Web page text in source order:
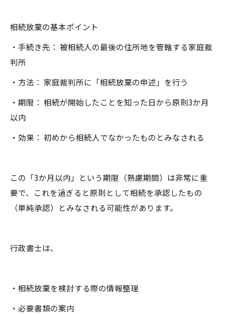
相続放棄の基本ポイント
・手続き先： 被相続人の最後の住所地を管轄する家庭裁
判所
・方法： 家庭裁判所に「相続放棄の申述」を行う
・期限： 相続が開始したことを知った日から原則3か月
以内
・効果： 初めから相続人でなかったものとみなされる
この「3か月以内」という期限（熟慮期間）は非常に重
要で、これを過ぎると原則として相続を承認したもの
（単純承認）とみなされる可能性があります。
行政書士は、
・相続放棄を検討する際の情報整理
・必要書類の案内